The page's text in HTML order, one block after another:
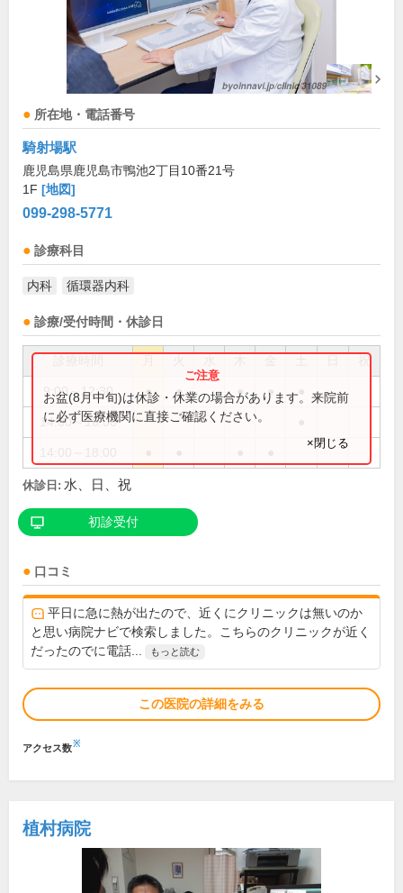
所在地・電話番号
騎射場駅
鹿児島県鹿児島市鴨池2丁目10番21号
1F [地図]
099-298-5771
診療科目
内科 循環器内科
診療/受付時間・休診日
祝
9:00～12:30 ● ● ● ●
14:00～16:00
お盆(8月中旬)は休診・休業の場合があります。来院前
に必ず医療機関に直接ご確認ください。
×閉じる
休診日: 水、日、祝
初診受付
口コミ
平日に急に熱が出たので、近くにクリニックは無いのか
と思い病院ナビで検索しました。こちらのクリニックが近く
だったのでに電話...
もっと読む
この医院の詳細をみる
アクセス数※
植村病院